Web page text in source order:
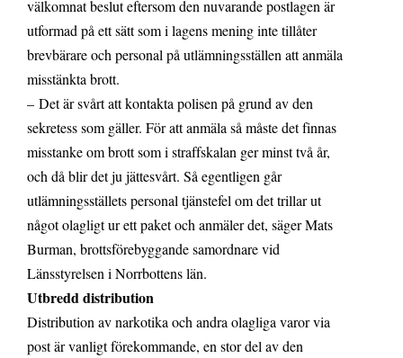
välkomnat beslut eftersom den nuvarande postlagen är
utformad på ett sätt som i lagens mening inte tillåter
brevbärare och personal på utlämningsställen att anmäla
misstänkta brott.
– Det är svårt att kontakta polisen på grund av den
sekretess som gäller. För att anmäla så måste det finnas
misstanke om brott som i straffskalan ger minst två år,
och då blir det ju jättesvårt. Så egentligen går
utlämningsställets personal tjänstefel om det trillar ut
något olagligt ur ett paket och anmäler det, säger Mats
Burman, brottsförebyggande samordnare vid
Länsstyrelsen i Norrbottens län.
Utbredd distribution
Distribution av narkotika och andra olagliga varor via
post är vanligt förekommande, en stor del av den